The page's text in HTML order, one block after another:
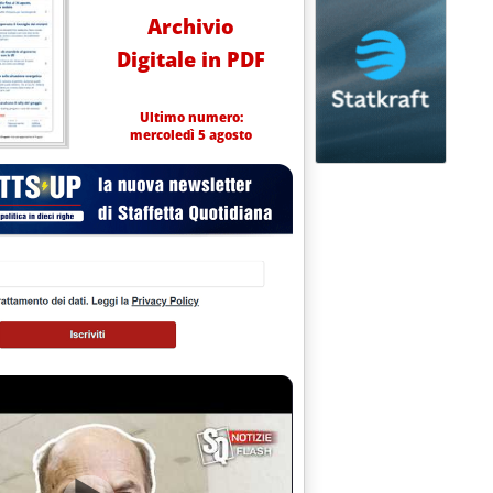
sempre più in alto'
Archivio
Digitale in PDF
Ultimo numero:
mercoledì 5 agosto